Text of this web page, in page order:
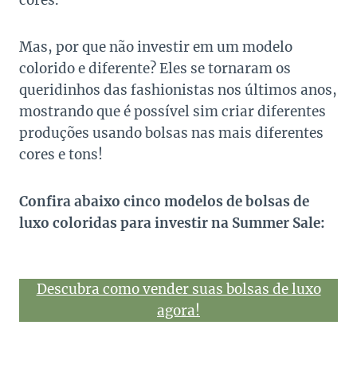
Mas, por que não investir em um modelo
colorido e diferente? Eles se tornaram os
queridinhos das fashionistas nos últimos anos,
mostrando que é possível sim criar diferentes
produções usando bolsas nas mais diferentes
cores e tons!
Confira abaixo cinco modelos de bolsas de
luxo coloridas para investir na Summer Sale:
Descubra como vender suas bolsas de luxo
agora!